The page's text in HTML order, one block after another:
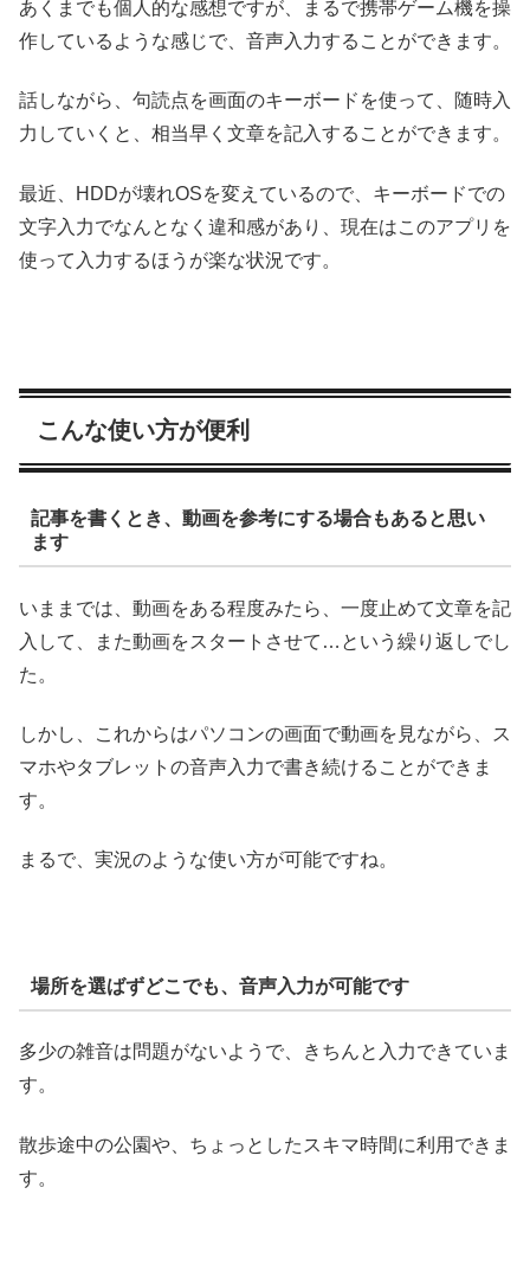
あくまでも個人的な感想ですが、まるで携帯ゲーム機を操
作しているような感じで、音声入力することができます。
話しながら、句読点を画面のキーボードを使って、随時入
力していくと、相当早く文章を記入することができます。
最近、HDDが壊れOSを変えているので、キーボードでの
文字入力でなんとなく違和感があり、現在はこのアプリを
使って入力するほうが楽な状況です。
こんな使い方が便利
記事を書くとき、動画を参考にする場合もあると思い
ます
いままでは、動画をある程度みたら、一度止めて文章を記
入して、また動画をスタートさせて…という繰り返しでし
た。
しかし、これからはパソコンの画面で動画を見ながら、ス
マホやタブレットの音声入力で書き続けることができま
す。
まるで、実況のような使い方が可能ですね。
場所を選ばずどこでも、音声入力が可能です
多少の雑音は問題がないようで、きちんと入力できていま
す。
散歩途中の公園や、ちょっとしたスキマ時間に利用できま
す。